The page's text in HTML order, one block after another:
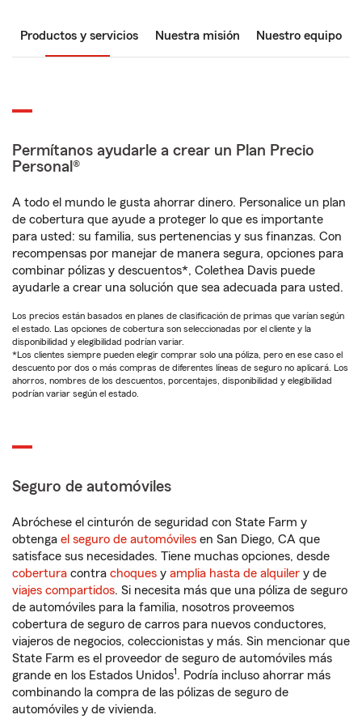
Productos y servicios Nuestra misión Nuestro equipo
Permítanos ayudarle a crear un Plan Precio
Personal®
A todo el mundo le gusta ahorrar dinero. Personalice un plan
de cobertura que ayude a proteger lo que es importante
para usted: su familia, sus pertenencias y sus finanzas. Con
recompensas por manejar de manera segura, opciones para
combinar pólizas y descuentos*, Colethea Davis puede
ayudarle a crear una solución que sea adecuada para usted.
Los precios están basados en planes de clasificación de primas que varían según
el estado. Las opciones de cobertura son seleccionadas por el cliente y la
disponibilidad y elegibilidad podrían variar.
*Los clientes siempre pueden elegir comprar solo una póliza, pero en ese caso el
descuento por dos o más compras de diferentes líneas de seguro no aplicará. Los
ahorros, nombres de los descuentos, porcentajes, disponibilidad y elegibilidad
podrían variar según el estado.
Seguro de automóviles
Abróchese el cinturón de seguridad con State Farm y
obtenga el seguro de automóviles en San Diego, CA que
satisface sus necesidades. Tiene muchas opciones, desde
cobertura contra choques y amplia hasta de alquiler y de
viajes compartidos. Si necesita más que una póliza de seguro
de automóviles para la familia, nosotros proveemos
cobertura de seguro de carros para nuevos conductores,
viajeros de negocios, coleccionistas y más. Sin mencionar que
State Farm es el proveedor de seguro de automóviles más
grande en los Estados Unidos1. Podría incluso ahorrar más
combinando la compra de las pólizas de seguro de
automóviles y de vivienda.